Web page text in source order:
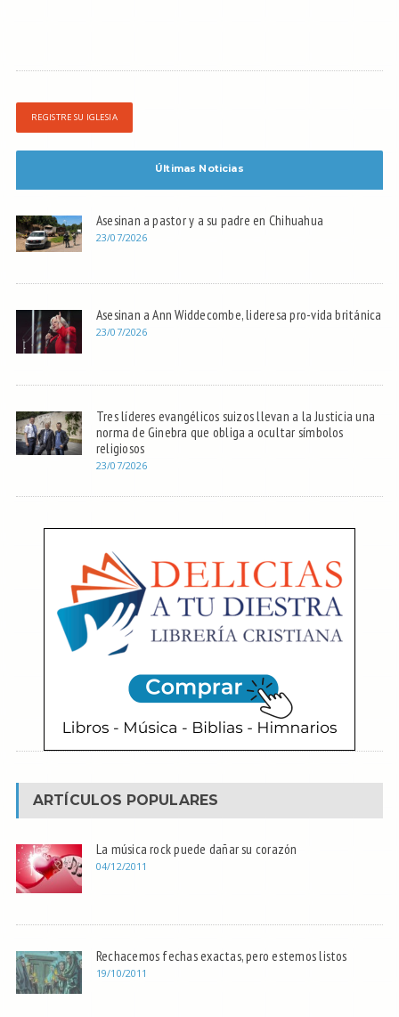
REGISTRE SU IGLESIA
Últimas Noticias
Asesinan a pastor y a su padre en Chihuahua
23/07/2026
Asesinan a Ann Widdecombe, lideresa pro-vida británica
23/07/2026
Tres líderes evangélicos suizos llevan a la Justicia una
norma de Ginebra que obliga a ocultar símbolos
religiosos
23/07/2026
ARTÍCULOS POPULARES
La música rock puede dañar su corazón
04/12/2011
Rechacemos fechas exactas, pero estemos listos
19/10/2011